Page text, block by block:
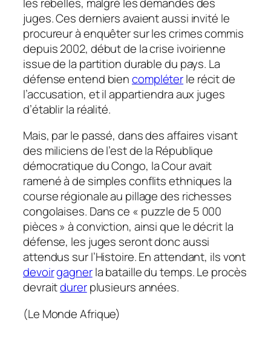
juges. Ces derniers avaient aussi invité le
procureur à enquêter sur les crimes commis
depuis 2002, début de la crise ivoirienne
issue de la partition durable du pays. La
défense entend biencompléterle récit de
l’accusation, et il appartiendra aux juges
d’établir la réalité.
Mais, par le passé, dans des affaires visant
des miliciens de l’est de la République
démocratique du Congo, la Cour avait
ramené à de simples conflits ethniques la
course régionale au pillage des richesses
congolaises. Dans ce « puzzle de 5 000
pièces » à conviction, ainsi que le décrit la
défense, les juges seront donc aussi
attendus sur l’Histoire. En attendant, ils vont
devoirgagnerla bataille du temps. Le procès
devraitdurerplusieurs années.
(Le Monde Afrique)